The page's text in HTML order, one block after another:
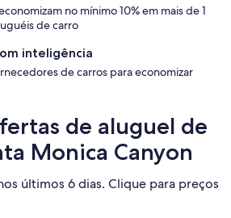
no mínimo 10% em mais de 1
de carro
inteligência
de carros para economizar
de aluguel de
Monica Canyon
últimos 6 dias. Clique para preços